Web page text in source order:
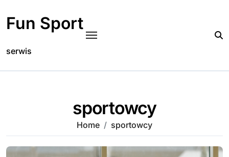
content
Fun Sport
serwis
sportowcy
Home sportowcy